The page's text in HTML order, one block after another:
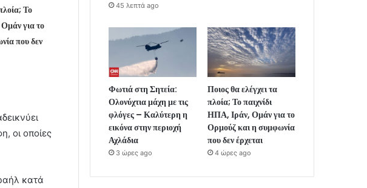
Το
για το
που δεν
οι οποίες
κατά
45 λεπτά ago
Φωτιά στη Σητεία:
Ολονύχτια μάχη με τις
φλόγες – Καλύτερη η
εικόνα στην περιοχή
Αχλάδια
3 ώρες ago
Ποιος θα ελέγχει τα
πλοία; Το παιχνίδι
ΗΠΑ, Ιράν, Ομάν για το
Ορμούζ και η συμφωνία
που δεν έρχεται
4 ώρες ago